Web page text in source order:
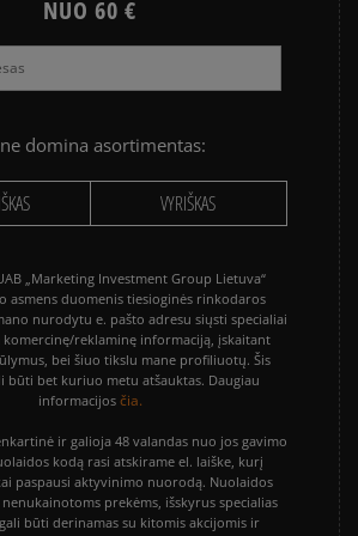
NUO 60 €
domina asortimentas:
VYRIŠKAS
„Marketing Investment Group Lietuva“
asmens duomenis tiesioginės rinkodaros
nurodytu e. pašto adresu siųsti specialiai
reklaminę informaciją, įskaitant
bei šiuo tikslu mane profiliuotų. Šis
būti bet kuriuo metu atšauktas. Daugiau
informacijos čia.
ir galioja 48 valandas nuo jos gavimo
kodą rasi atskirame el. laiške, kurį
paspausi aktyvinimo nuorodą. Nuolaidos
prekėms, išskyrus specialias
būti derinamas su kitomis akcijomis ir